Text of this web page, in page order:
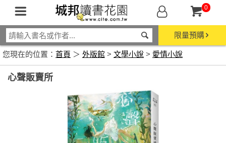
0
限量預購
您現在的位置： 首頁 ＞ 外版館 > 文學小說 > 愛情小說
心聲販賣所